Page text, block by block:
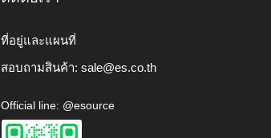
ที่อยู่และแผนที่
สอบถามสินค้า: sale@es.co.th
Official line: @esource